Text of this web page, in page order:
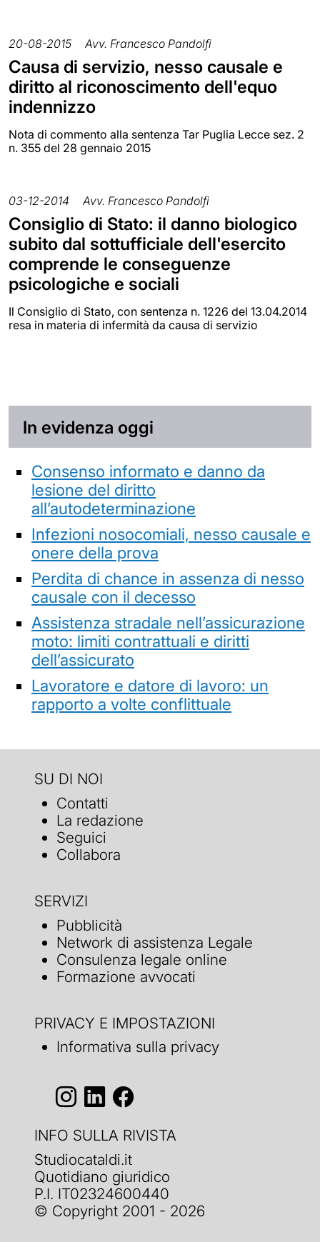
20-08-2015 Avv. Francesco Pandolfi
Causa di servizio, nesso causale e
diritto al riconoscimento dell'equo
indennizzo
Nota di commento alla sentenza Tar Puglia Lecce sez. 2
n. 355 del 28 gennaio 2015
03-12-2014 Avv. Francesco Pandolfi
Consiglio di Stato: il danno biologico
subito dal sottufficiale dell'esercito
comprende le conseguenze
psicologiche e sociali
Il Consiglio di Stato, con sentenza n. 1226 del 13.04.2014
resa in materia di infermità da causa di servizio
In evidenza oggi
Consenso informato e danno da
lesione del diritto
all’autodeterminazione
Infezioni nosocomiali, nesso causale e
onere della prova
Perdita di chance in assenza di nesso
causale con il decesso
Assistenza stradale nell’assicurazione
moto: limiti contrattuali e diritti
dell’assicurato
Lavoratore e datore di lavoro: un
rapporto a volte conflittuale
SU DI NOI
Contatti
La redazione
Seguici
Collabora
SERVIZI
Pubblicità
Network di assistenza Legale
Consulenza legale online
Formazione avvocati
PRIVACY E IMPOSTAZIONI
Informativa sulla privacy
INFO SULLA RIVISTA
Studiocataldi.it
Quotidiano giuridico
P.I. IT02324600440
© Copyright 2001 - 2026